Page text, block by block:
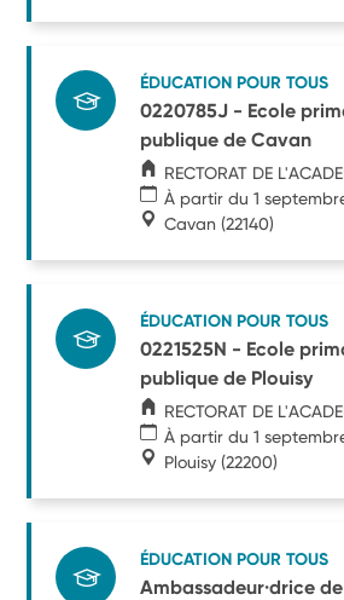
ÉDUCATION POUR TOUS
0220785J - Ecole
publique de Cavan
RECTORAT DE
À partir du 1
Cavan (22140)
ÉDUCATION POUR TOUS
0221525N - Ecole
publique de Plouisy
RECTORAT DE
À partir du 1
Plouisy (22200)
ÉDUCATION POUR TOUS
Ambassadeur·drice de